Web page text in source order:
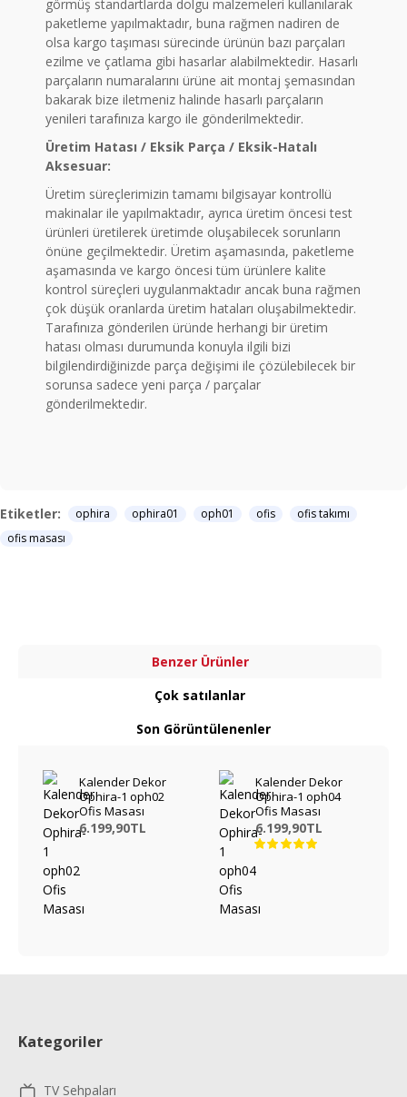
görmüş standartlarda dolgu malzemeleri kullanılarak
paketleme yapılmaktadır, buna rağmen nadiren de
olsa kargo taşıması sürecinde ürünün bazı parçaları
ezilme ve çatlama gibi hasarlar alabilmektedir. Hasarlı
parçaların numaralarını ürüne ait montaj şemasından
bakarak bize iletmeniz halinde hasarlı parçaların
yenileri tarafınıza kargo ile gönderilmektedir.
Üretim Hatası / Eksik Parça / Eksik-Hatalı
Aksesuar:
Üretim süreçlerimizin tamamı bilgisayar kontrollü
makinalar ile yapılmaktadır, ayrıca üretim öncesi test
ürünleri üretilerek üretimde oluşabilecek sorunların
önüne geçilmektedir. Üretim aşamasında, paketleme
aşamasında ve kargo öncesi tüm ürünlere kalite
kontrol süreçleri uygulanmaktadır ancak buna rağmen
çok düşük oranlarda üretim hataları oluşabilmektedir.
Tarafınıza gönderilen üründe herhangi bir üretim
hatası olması durumunda konuyla ilgili bizi
bilgilendirdiğinizde parça değişimi ile çözülebilecek bir
sorunsa sadece yeni parça / parçalar
gönderilmektedir.
Etiketler: ophira ophira01 oph01 ofis
ofis takımı
ofis masası
Benzer Ürünler
Çok satılanlar
Son Görüntülenenler
Kalender Dekor
Ophira-1 oph02
Ofis Masası
6.199,90TL
Kalender Dekor
Ophira-1 oph04
Ofis Masası
6.199,90TL
Kategoriler
TV Sehpaları